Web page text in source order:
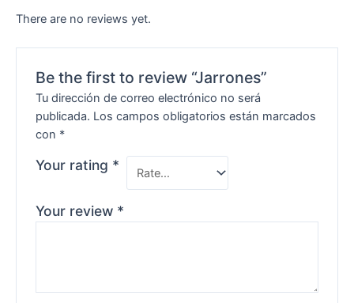
There are no reviews yet.
Be the first to review “Jarrones”
Tu dirección de correo electrónico no será
publicada. Los campos obligatorios están marcados
con *
Your rating *
Your review *